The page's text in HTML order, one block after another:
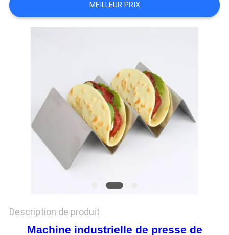
DEMANDEZ
PRIVACY
POLICY
MEILLEUR PRIX
Description de produit
Machine industrielle de presse de